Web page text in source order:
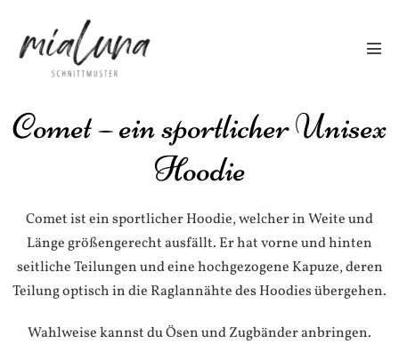
Comet – ein sportlicher Unisex
Hoodie
Comet ist ein sportlicher Hoodie, welcher in Weite und
Länge größengerecht ausfällt. Er hat vorne und hinten
seitliche Teilungen und eine hochgezogene Kapuze, deren
Teilung optisch in die Raglannähte des Hoodies übergehen.
Wahlweise kannst du Ösen und Zugbänder anbringen.